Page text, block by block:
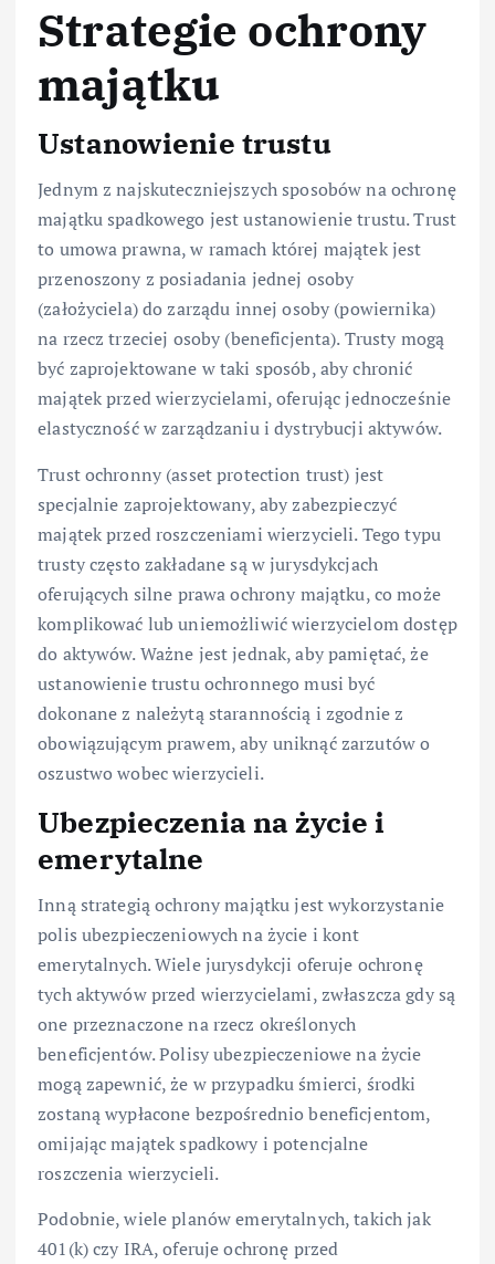
Strategie ochrony
majątku
Ustanowienie trustu
Jednym z najskuteczniejszych sposobów na ochronę
majątku spadkowego jest ustanowienie trustu. Trust
to umowa prawna, w ramach której majątek jest
przenoszony z posiadania jednej osoby
(założyciela) do zarządu innej osoby (powiernika)
na rzecz trzeciej osoby (beneficjenta). Trusty mogą
być zaprojektowane w taki sposób, aby chronić
majątek przed wierzycielami, oferując jednocześnie
elastyczność w zarządzaniu i dystrybucji aktywów.
Trust ochronny (asset protection trust) jest
specjalnie zaprojektowany, aby zabezpieczyć
majątek przed roszczeniami wierzycieli. Tego typu
trusty często zakładane są w jurysdykcjach
oferujących silne prawa ochrony majątku, co może
komplikować lub uniemożliwić wierzycielom dostęp
do aktywów. Ważne jest jednak, aby pamiętać, że
ustanowienie trustu ochronnego musi być
dokonane z należytą starannością i zgodnie z
obowiązującym prawem, aby uniknąć zarzutów o
oszustwo wobec wierzycieli.
Ubezpieczenia na życie i
emerytalne
Inną strategią ochrony majątku jest wykorzystanie
polis ubezpieczeniowych na życie i kont
emerytalnych. Wiele jurysdykcji oferuje ochronę
tych aktywów przed wierzycielami, zwłaszcza gdy są
one przeznaczone na rzecz określonych
beneficjentów. Polisy ubezpieczeniowe na życie
mogą zapewnić, że w przypadku śmierci, środki
zostaną wypłacone bezpośrednio beneficjentom,
omijając majątek spadkowy i potencjalne
roszczenia wierzycieli.
Podobnie, wiele planów emerytalnych, takich jak
401(k) czy IRA, oferuje ochronę przed